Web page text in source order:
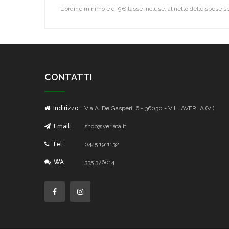
L'ordine minimo è di 9€ tasse incluse, al netto delle spese
CONTATTI
Indirizzo: Via A. De Gasperi, 6 - 36030 - VILLAVERLA (VI)
Email: shop@verlata.it
Tel.: 0445 1911132
WA: 335 376014